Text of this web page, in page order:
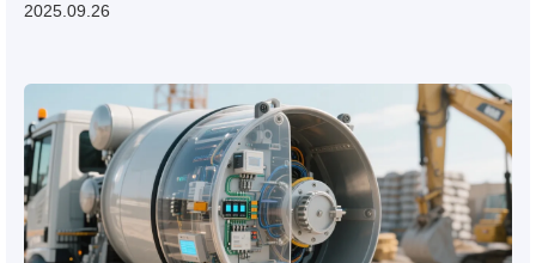
2025.09.26